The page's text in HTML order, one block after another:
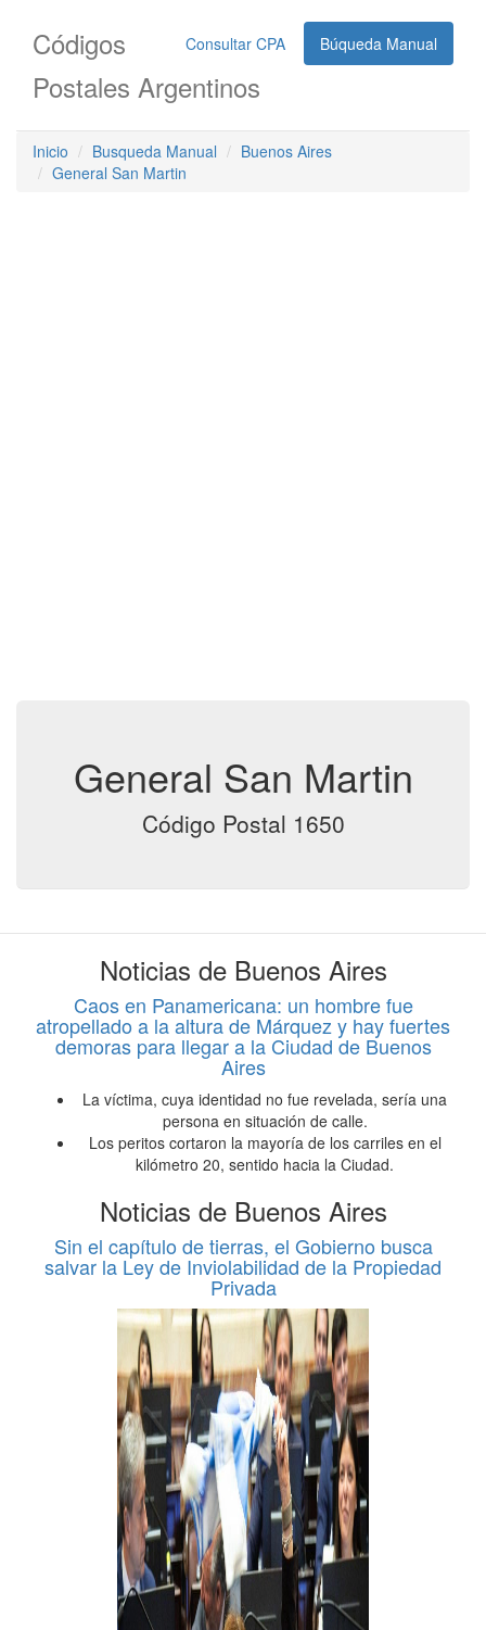
Consultar CPA Búqueda Manual
Códigos
Postales Argentinos
Inicio Busqueda Manual
Buenos Aires
General San Martin
General San Martin
Código Postal 1650
Noticias de Buenos Aires
Caos en Panamericana: un hombre fue
atropellado a la altura de Márquez y hay fuertes
demoras para llegar a la Ciudad de Buenos
Aires
La víctima, cuya identidad no fue revelada, sería una
persona en situación de calle.
Los peritos cortaron la mayoría de los carriles en el
kilómetro 20, sentido hacia la Ciudad.
Noticias de Buenos Aires
Sin el capítulo de tierras, el Gobierno busca
salvar la Ley de Inviolabilidad de la Propiedad
Privada